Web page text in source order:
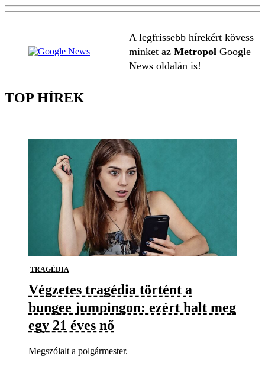
A legfrissebb hírekért kövess
minket az Metropol Google
News oldalán is!
TOP HÍREK
TRAGÉDIA
Végzetes tragédia történt a
bungee jumpingon: ezért halt meg
egy 21 éves nő
Megszólalt a polgármester.